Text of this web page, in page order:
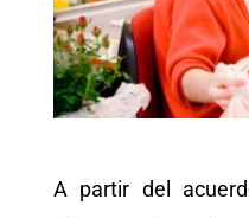
A partir del